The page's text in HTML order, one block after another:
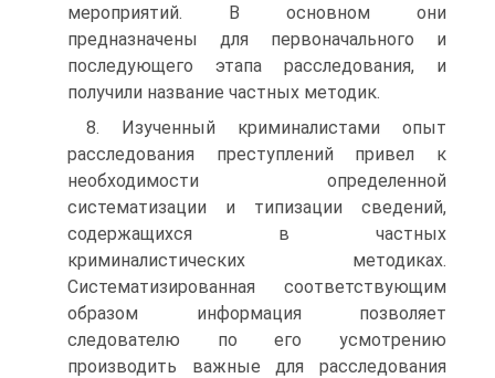
мероприятий. В основном они
предназначены для первоначального и
последующего этапа расследования, и
получили название частных методик.
8. Изученный криминалистами опыт
расследования преступлений привел к
необходимости определенной
систематизации и типизации сведений,
содержащихся в частных
криминалистических методиках.
Систематизированная соответствующим
образом информация позволяет
следователю по его усмотрению
производить важные для расследования